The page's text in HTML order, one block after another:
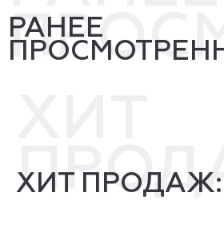
РАНЕЕ
ХИТ ПРОДАЖ: